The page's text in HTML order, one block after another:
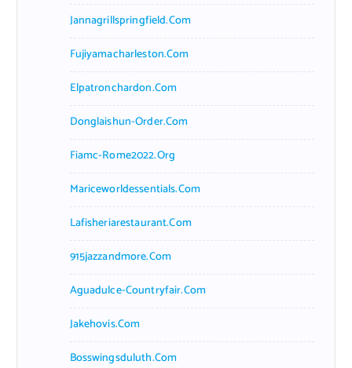
Jannagrillspringfield.com
Fujiyamacharleston.com
Elpatronchardon.com
Donglaishun-Order.com
Fiamc-Rome2022.org
Mariceworldessentials.com
Lafisheriarestaurant.com
915jazzandmore.com
Aguadulce-Countryfair.com
Jakehovis.com
Bosswingsduluth.com